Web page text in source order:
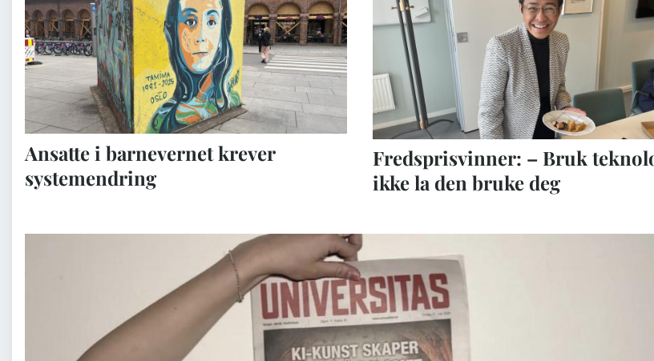
Ansatte i barnevernet krever
systemendring
Fredsprisvinner: – Bruk
ikke la den bruke deg